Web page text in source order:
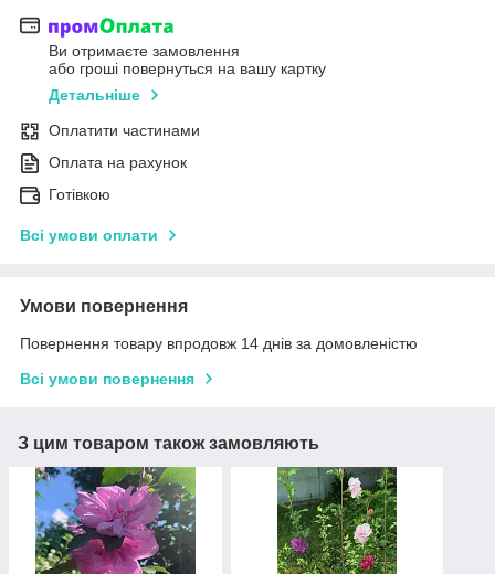
Ви отримаєте замовлення
або гроші повернуться на вашу картку
Детальніше
Оплатити частинами
Оплата на рахунок
Готівкою
Всі умови оплати
Умови повернення
Повернення товару впродовж 14 днів за домовленістю
Всі умови повернення
З цим товаром також замовляють